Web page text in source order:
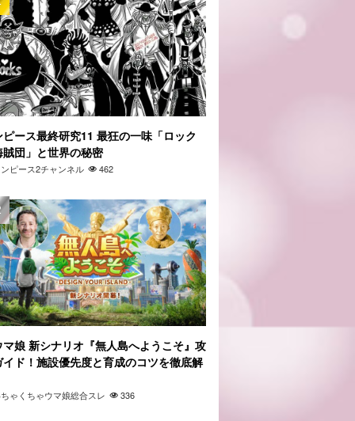
ピース最終研究11 最狂の一味「ロック
賊団」と世界の秘密
ピース2チャンネル 462
マ娘 新シナリオ『無人島へようこそ』攻
イド！施設優先度と育成のコツを徹底解
ゃくちゃウマ娘総合スレ 336